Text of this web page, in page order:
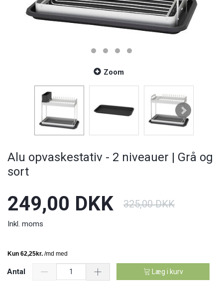
Zoom
Alu opvaskestativ - 2 niveauer | Grå og
sort
249,00 DKK 325,00 DKK
Inkl. moms
Antal Læg i kurv